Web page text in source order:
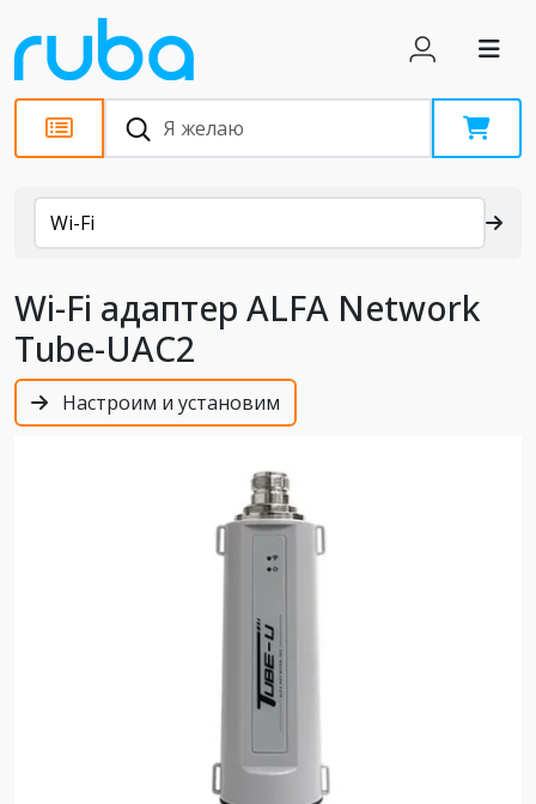
Каталог
Wi-Fi
Wi-Fi адаптер ALFA Network
Tube-UAC2
Настроим и установим